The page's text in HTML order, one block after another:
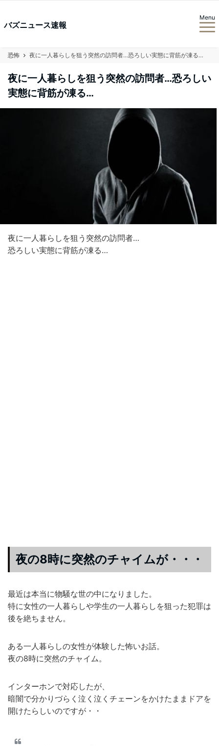
バズニュース速報
Menu
恐怖 夜に一人暮らしを狙う突然の訪問者…恐ろしい実態に背筋が凍る…
夜に一人暮らしを狙う突然の訪問者…恐ろしい
実態に背筋が凍る…
夜に一人暮らしを狙う突然の訪問者…
恐ろしい実態に背筋が凍る…
夜の8時に突然のチャイムが・・・
最近は本当に物騒な世の中になりました。
特に女性の一人暮らしや学生の一人暮らしを狙った犯罪は
後を絶ちません。
ある一人暮らしの女性が体験した怖いお話。
夜の8時に突然のチャイム。
インターホンで対応したが、
暗闇で分かりづらく泣く泣くチェーンをかけたままドアを
開けたらしいのですが・・